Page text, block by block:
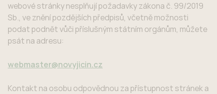
webové stránky nesplňují požadavky zákona č. 99/2019
Sb., ve znění pozdějších předpisů, včetně možnosti
podat podnět vůči příslušným státním orgánům, můžete
psát na adresu:
webmaster@novyjicin.cz
Kontakt na osobu odpovědnou za přístupnost stránek a